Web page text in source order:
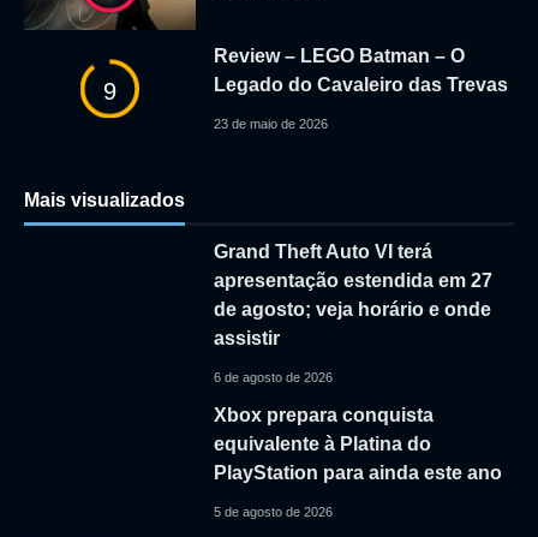
9
Review – LEGO Batman – O
Legado do Cavaleiro das Trevas
23 de maio de 2026
Mais visualizados
Grand Theft Auto VI terá
apresentação estendida em 27
de agosto; veja horário e onde
assistir
6 de agosto de 2026
Xbox prepara conquista
equivalente à Platina do
PlayStation para ainda este ano
5 de agosto de 2026